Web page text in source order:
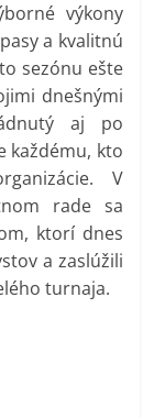
výkony
a kvalitnú
sezónu ešte
dnešnými
aj po
každému, kto
V
rade sa
ktorí dnes
a zaslúžili
turnaja.